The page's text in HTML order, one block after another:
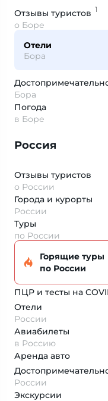
Отзывы туристов 1
о Боре
Отели
Бора
Бора
Погода
в Боре
Россия
Отзывы туристов
о России
Города и курорты
России
Туры
по России
Горящие туры
по России
ПЦР и тесты на
Отели
России
Авиабилеты
в Россию
Аренда авто
России
Экскурсии